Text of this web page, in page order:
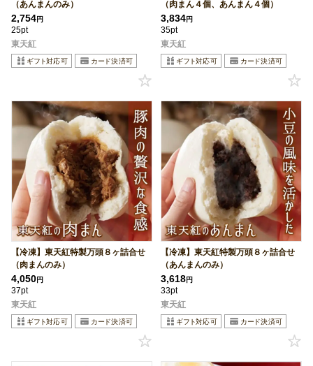
（あんまんのみ）
2,754円
25pt
東天紅
（肉まん４個、あんまん４個）
3,834円
35pt
東天紅
【冷凍】東天紅特製万頭８ヶ詰合せ
（肉まんのみ）
4,050円
37pt
東天紅
【冷凍】東天紅特製万頭８ヶ詰合せ
（あんまんのみ）
3,618円
33pt
東天紅